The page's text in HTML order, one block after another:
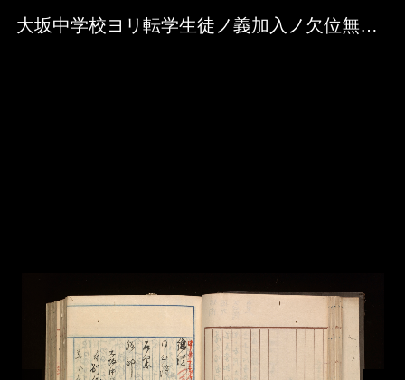
Media Viewer 大坂中学校ヨリ転学生徒ノ義加入ノ欠位無之ノ件